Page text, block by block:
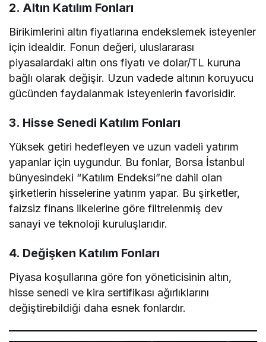
2. Altın Katılım Fonları
Birikimlerini altın fiyatlarına endekslemek isteyenler
için idealdir. Fonun değeri, uluslararası
piyasalardaki altın ons fiyatı ve dolar/TL kuruna
bağlı olarak değişir. Uzun vadede altının koruyucu
gücünden faydalanmak isteyenlerin favorisidir.
3. Hisse Senedi Katılım Fonları
Yüksek getiri hedefleyen ve uzun vadeli yatırım
yapanlar için uygundur. Bu fonlar, Borsa İstanbul
bünyesindeki “Katılım Endeksi”ne dahil olan
şirketlerin hisselerine yatırım yapar. Bu şirketler,
faizsiz finans ilkelerine göre filtrelenmiş dev
sanayi ve teknoloji kuruluşlarıdır.
4. Değişken Katılım Fonları
Piyasa koşullarına göre fon yöneticisinin altın,
hisse senedi ve kira sertifikası ağırlıklarını
değiştirebildiği daha esnek fonlardır.